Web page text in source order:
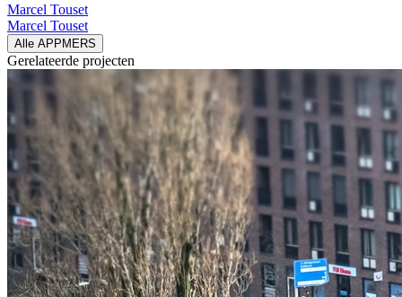
Marcel Touset
Marcel Touset
Alle APPMERS
Gerelateerde projecten